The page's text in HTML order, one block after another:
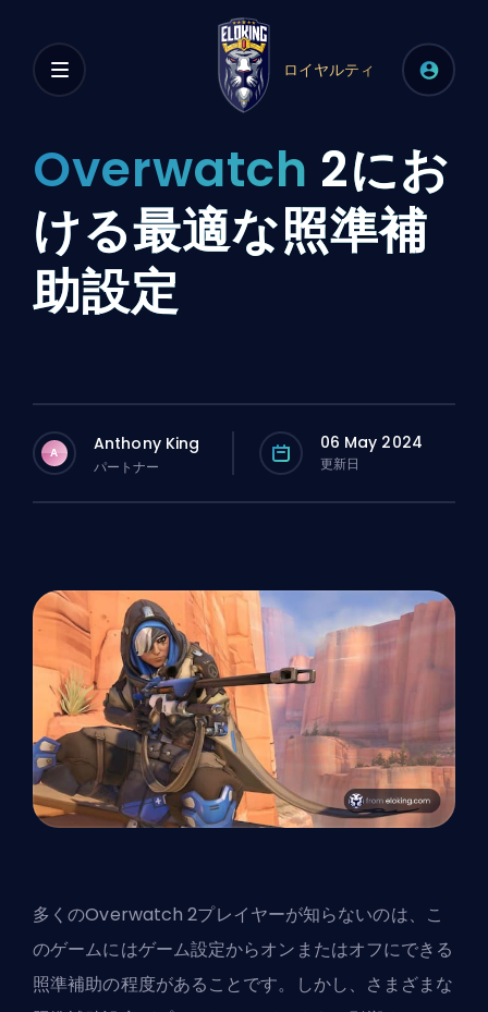
ロイヤルティ
Overwatch 2にお
ける最適な照準補
助設定
A Anthony King
パートナー
06 May 2024
更新日
多くのOverwatch 2プレイヤーが知らないのは、こ
のゲームにはゲーム設定からオンまたはオフにできる
照準補助の程度があることです。しかし、さまざまな